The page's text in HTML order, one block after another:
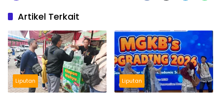
Artikel Terkait
Liputan Liputan